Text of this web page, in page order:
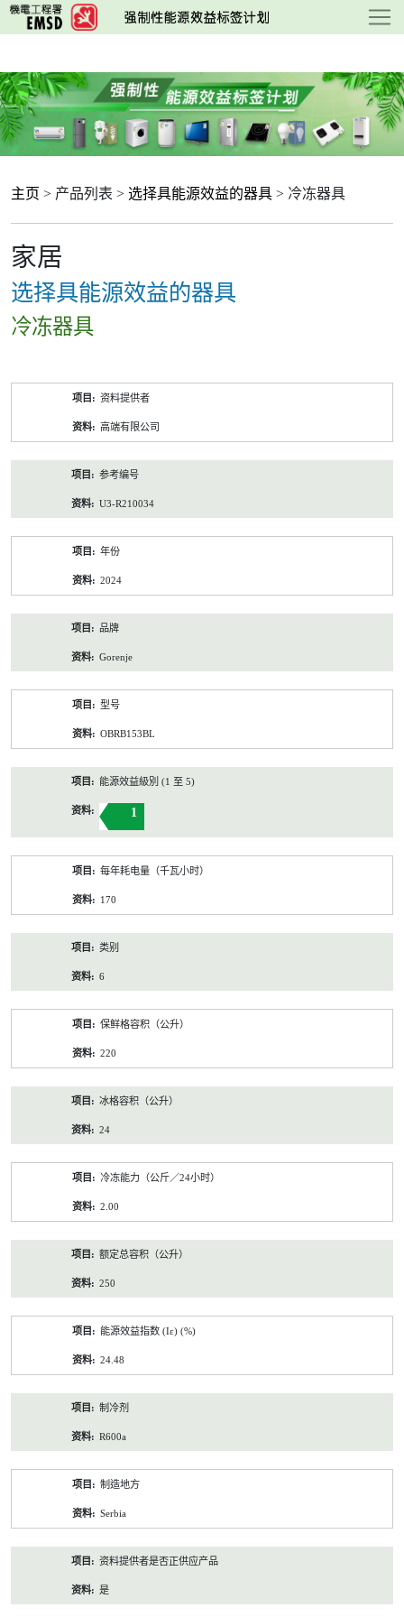
跳
至
要
内
容
主页 > 产品列表 > 选择具能源效益的器具 > 冷冻器具
家居
选择具能源效益的器具
冷冻器具
资料提供者
高端有限公司
参考编号
U3-R210034
年份
2024
品牌
Gorenje
型号
OBRB153BL
能源效益級別 (1 至 5)
1
每年耗电量（千瓦小时）
170
类别
6
保鲜格容积（公升）
220
冰格容积（公升）
24
冷冻能力（公斤／24小时）
2.00
额定总容积（公升）
250
能源效益指数 (Iε) (%)
24.48
制冷剂
R600a
制造地方
Serbia
资料提供者是否正供应产品
是